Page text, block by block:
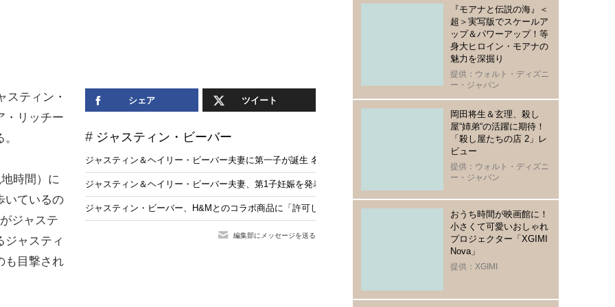
シェア ツイート
ジャスティン・ビーバー
ジャスティン＆ヘイリー・ビーバー夫妻に第一子が誕生 名前はジャック・ブルース・ビーバー
ジャスティン＆ヘイリー・ビーバー夫妻、第1子妊娠を発表 新たな結婚の誓いを収めた動画をSNSに投稿
ジャスティン・ビーバー、H&Mとのコラボ商品に「許可していない」 わずか2日で販売中止に
編集部にメッセージを送る
スティン・
・リッチー
時間）に
いているの
ジャステ
ジャスティ
も目撃され
『モアナと伝説の海』＜
超＞実写版でスケールア
ップ＆パワーアップ！等
身大ヒロイン・モアナの
魅力を深掘り
提供：ウォルト・ディズニ
ー・ジャパン
岡田将生＆玄理、殺し
屋“姉弟“の活躍に期待！
「殺し屋たちの店 2」レ
ビュー
提供：ウォルト・ディズニ
ー・ジャパン
おうち時間が映画館に！
小さくて可愛いおしゃれ
プロジェクター「XGIMI
Nova」
提供：XGIMI